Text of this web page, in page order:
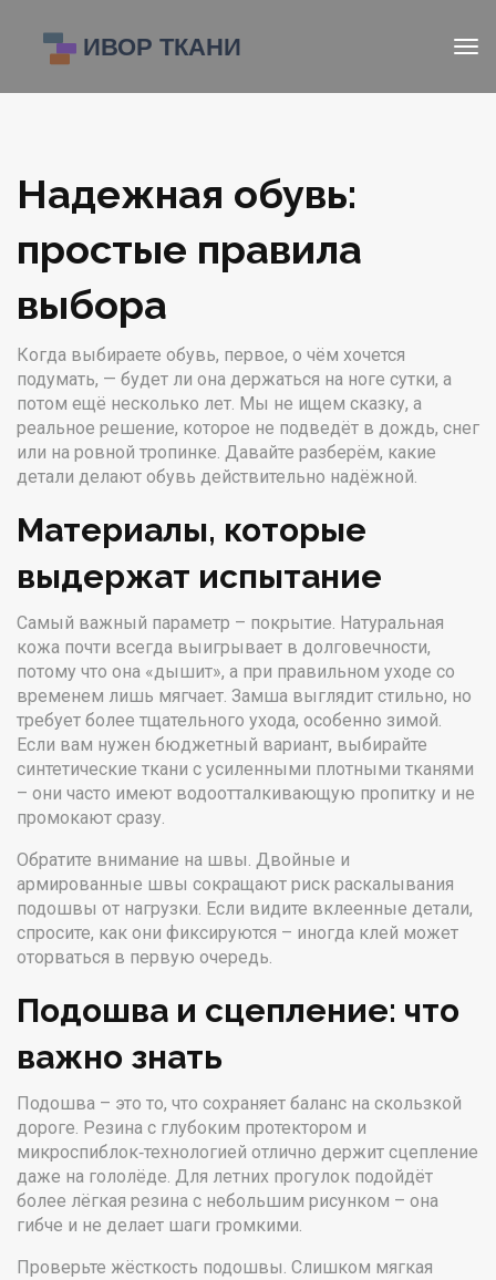
Надежная обувь:
простые правила
выбора
Когда выбираете обувь, первое, о чём хочется
подумать, — будет ли она держаться на ноге сутки, а
потом ещё несколько лет. Мы не ищем сказку, а
реальное решение, которое не подведёт в дождь, снег
или на ровной тропинке. Давайте разберём, какие
детали делают обувь действительно надёжной.
Материалы, которые
выдержат испытание
Самый важный параметр – покрытие. Натуральная
кожа почти всегда выигрывает в долговечности,
потому что она «дышит», а при правильном уходе со
временем лишь мягчает. Замша выглядит стильно, но
требует более тщательного ухода, особенно зимой.
Если вам нужен бюджетный вариант, выбирайте
синтетические ткани с усиленными плотными тканями
– они часто имеют водоотталкивающую пропитку и не
промокают сразу.
Обратите внимание на швы. Двойные и
армированные швы сокращают риск раскалывания
подошвы от нагрузки. Если видите вклеенные детали,
спросите, как они фиксируются – иногда клей может
оторваться в первую очередь.
Подошва и сцепление: что
важно знать
Подошва – это то, что сохраняет баланс на скользкой
дороге. Резина с глубоким протектором и
микроспиблок‑технологией отлично держит сцепление
даже на гололёде. Для летних прогулок подойдёт
более лёгкая резина с небольшим рисунком – она
гибче и не делает шаги громкими.
Проверьте жёсткость подошвы. Слишком мягкая